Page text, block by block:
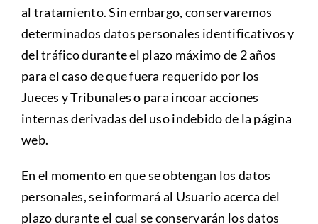
al tratamiento. Sin embargo, conservaremos
determinados datos personales identificativos y
del tráfico durante el plazo máximo de 2 años
para el caso de que fuera requerido por los
Jueces y Tribunales o para incoar acciones
internas derivadas del uso indebido de la página
web.
En el momento en que se obtengan los datos
personales, se informará al Usuario acerca del
plazo durante el cual se conservarán los datos